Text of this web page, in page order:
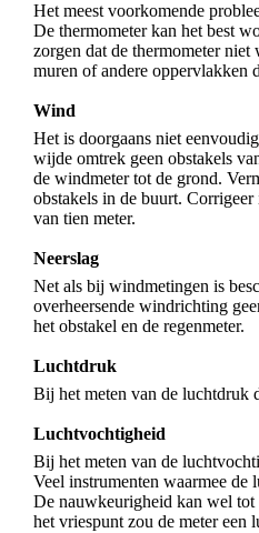
Het meest voorkomende
De thermometer kan het best
zorgen dat de thermometer
muren of andere oppervlakken
Wind
Het is doorgaans niet
wijde omtrek geen obstakels
de windmeter tot de grond.
obstakels in de buurt. Corrigeer
van tien meter.
Neerslag
Net als bij windmetingen is
overheersende windrichting
het obstakel en de regenmeter.
Luchtdruk
Bij het meten van de luchtdruk
Luchtvochtigheid
Bij het meten van de
Veel instrumenten waarmee
De nauwkeurigheid kan wel tot
het vriespunt zou de meter een